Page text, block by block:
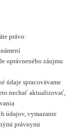
právo:
oprávneného záujmu
údaje spracovávame
nechať aktualizovať,
údajov, vymazanie
právnymi